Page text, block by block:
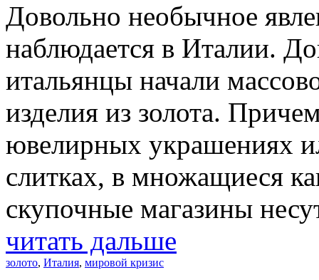
Довольно необычное
наблюдается в Италии.
итальянцы начали
изделия из золота.
ювелирных украшениях
слитках, в множащиеся
скупочные магазины
читать дальше
золото, Италия, мировой кризис